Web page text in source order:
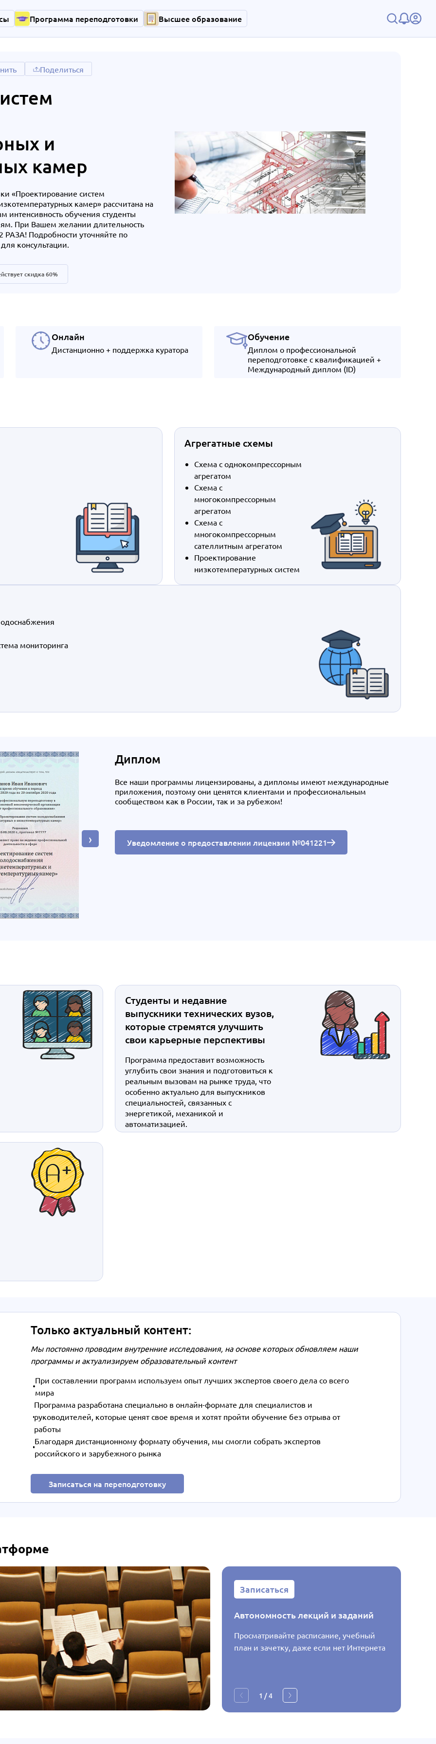
Программа переподготовки Высшее образование
Поделиться
и
камер
«Проектирование систем
камер» рассчитана на
интенсивность обучения студенты
При Вашем желании длительность
Подробности уточняйте по
консультации.
скидка 60%
Онлайн
Дистанционно + поддержка куратора
Обучение
Диплом о профессиональной
переподготовке с квалификацией +
Международный диплом (ID)
Агрегатные схемы
Схема с однокомпрессорным
агрегатом
Схема с
многокомпрессорным
агрегатом
Схема с
многокомпрессорным
сателлитным агрегатом
Проектирование
низкотемпературных систем
мониторинга
›
Диплом
Все наши программы лицензированы, а дипломы имеют международные
приложения, поэтому они ценятся клиентами и профессиональным
сообществом как в России, так и за рубежом!
Уведомление о предоставлении лицензии №041221
Студенты и недавние
выпускники технических вузов,
которые стремятся улучшить
свои карьерные перспективы
Программа предоставит возможность
углубить свои знания и подготовиться к
реальным вызовам на рынке труда, что
особенно актуально для выпускников
специальностей, связанных с
энергетикой, механикой и
автоматизацией.
Только актуальный контент:
Мы постоянно проводим внутренние исследования, на основе которых обновляем наши
программы и актуализируем образовательный контент
При составлении программ используем опыт лучших экспертов своего дела со всего
мира
Программа разработана специально в онлайн-формате для специалистов и
руководителей, которые ценят свое время и хотят пройти обучение без отрыва от
работы
Благодаря дистанционному формату обучения, мы смогли собрать экспертов
российского и зарубежного рынка
Записаться на переподготовку
Записаться
Автономность лекций и заданий
Просматривайте расписание, учебный
план и зачетку, даже если нет Интернета
1 /4